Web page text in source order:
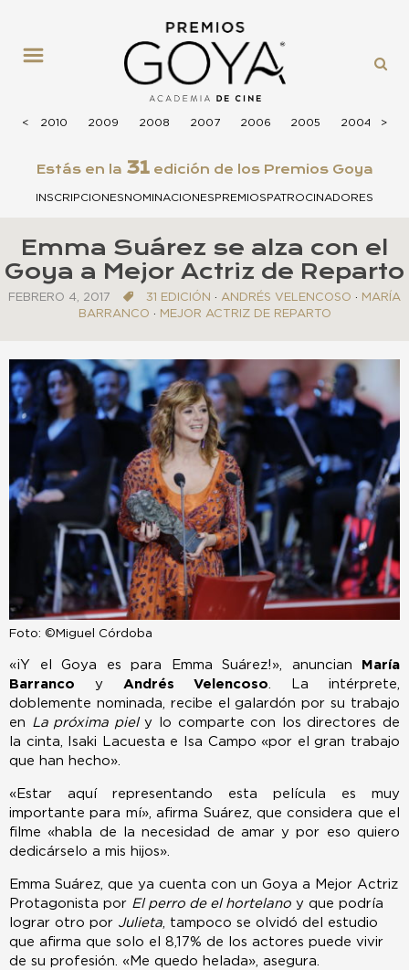
<
< 2010 2009 2008 2007 2006 2005 2004 >
>
Estás en la 31edición de los Premios Goya
INSCRIPCIONESNOMINACIONESPREMIOSPATROCINADORES
Emma Suárez se alza con el
Goya a Mejor Actriz de Reparto
FEBRERO 4, 2017 31 EDICIÓN · ANDRÉS VELENCOSO · MARÍA
BARRANCO · MEJOR ACTRIZ DE REPARTO
Foto: ©Miguel Córdoba
«¡Y el Goya es para Emma Suárez!», anuncian María
Barranco y Andrés Velencoso. La intérprete,
doblemente nominada, recibe el galardón por su trabajo
en La próxima piely lo comparte con los directores de
la cinta, Isaki Lacuesta e Isa Campo «por el gran trabajo
que han hecho».
«Estar aquí representando esta película es muy
importante para mí», afirma Suárez, que considera que el
filme «habla de la necesidad de amar y por eso quiero
dedicárselo a mis hijos».
Emma Suárez, que ya cuenta con un Goya a Mejor Actriz
Protagonista por El perro de el hortelano y que podría
lograr otro por Julieta, tampoco se olvidó del estudio
que afirma que solo el 8,17% de los actores puede vivir
de su profesión. «Me quedo helada», asegura.